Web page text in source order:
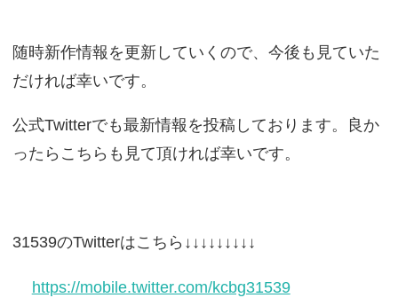
随時新作情報を更新していくので、今後も見ていた
だければ幸いです。
公式Twitterでも最新情報を投稿しております。良か
ったらこちらも見て頂ければ幸いです。
31539のTwitterはこちら↓↓↓↓↓↓↓↓↓
https://mobile.twitter.com/kcbg31539